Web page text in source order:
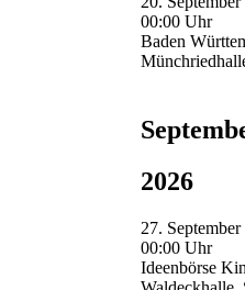
00:00 Uhr
Baden
2026
27. September
00:00 Uhr
Ideenbörse